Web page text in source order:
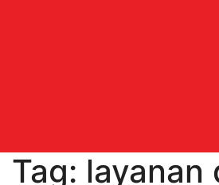
Tag: layanan